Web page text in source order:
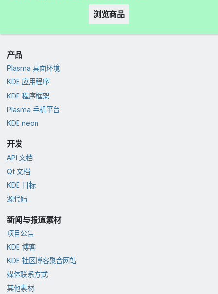
浏览商品
产品
Plasma 桌面环境
KDE 应用程序
KDE 程序框架
Plasma 手机平台
KDE neon
开发
API 文档
Qt 文档
KDE 目标
源代码
新闻与报道素材
项目公告
KDE 博客
KDE 社区博客聚合网站
媒体联系方式
其他素材